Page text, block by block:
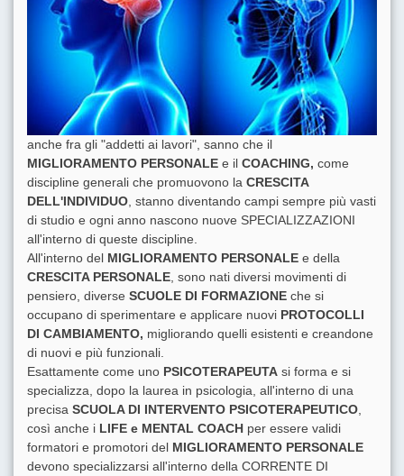
anche fra gli "addetti ai lavori", sanno che il
MIGLIORAMENTO PERSONALE e il COACHING, come
discipline generali che promuovono la CRESCITA
DELL'INDIVIDUO , stanno diventando campi sempre più vasti
di studio e ogni anno nascono nuove SPECIALIZZAZIONI
all'interno di queste discipline.
All'interno del MIGLIORAMENTO PERSONALE e della
CRESCITA PERSONALE , sono nati diversi movimenti di
pensiero, diverse SCUOLE DI FORMAZIONE che si
occupano di sperimentare e applicare nuovi PROTOCOLLI
DI CAMBIAMENTO, migliorando quelli esistenti e creandone
di nuovi e più funzionali.
Esattamente come uno PSICOTERAPEUTA si forma e si
specializza, dopo la laurea in psicologia, all'interno di una
precisa SCUOLA DI INTERVENTO PSICOTERAPEUTICO
così anche i LIFE e MENTAL COACH per essere validi
formatori e promotori del MIGLIORAMENTO PERSONALE
devono specializzarsi all'interno della CORRENTE DI